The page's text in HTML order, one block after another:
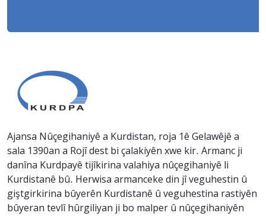
Ajansa Nûçegihaniyê a Kurdistan, roja 1ê Gelawêjê a
sala 1390an a Rojî dest bi çalakiyên xwe kir. Armanc ji
danîna Kurdpayê tijîkirina valahiya nûçegihaniyê li
Kurdistanê bû. Herwisa armanceke din jî veguhestin û
giştgirkirina bûyerên Kurdistanê û veguhestina rastiyên
bûyeran tevlî hûrgiliyan ji bo malper û nûçegihaniyên